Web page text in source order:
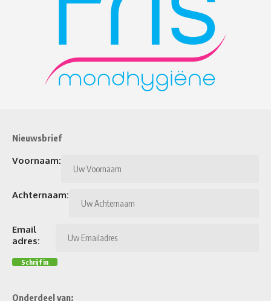
Nieuwsbrief
Voornaam:
Achternaam:
Email
adres:
Onderdeel van: